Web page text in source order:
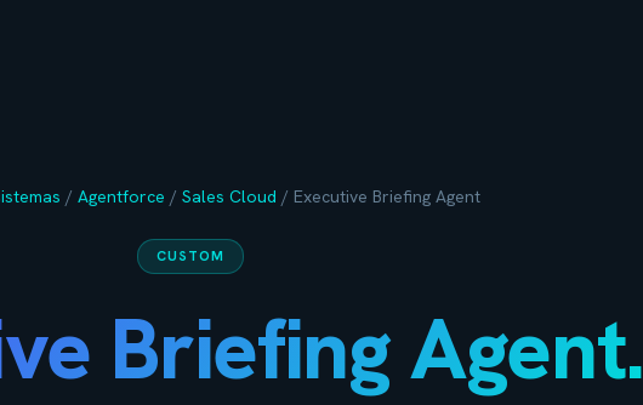
/ Agentforce / Sales Cloud / Executive Briefing Agent
CUSTOM
Briefing Agent.